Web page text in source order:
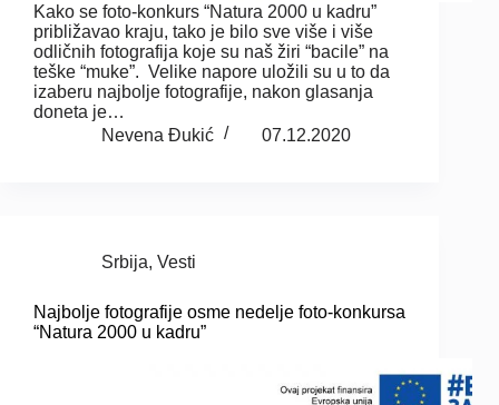
Kako se foto-konkurs “Natura 2000 u kadru”
približavao kraju, tako je bilo sve više i više
odličnih fotografija koje su naš žiri “bacile” na
teške “muke”. Velike napore uložili su u to da
izaberu najbolje fotografije, nakon glasanja
doneta je…
Nevena Đukić
07.12.2020
Srbija, Vesti
Najbolje fotografije osme nedelje foto-konkursa
“Natura 2000 u kadru”